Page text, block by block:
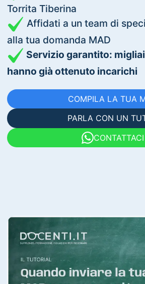
Torrita Tiberina
Affidati a un team di
alla tua domanda MAD
Servizio garantito:
hanno già ottenuto incarichi
COMPILA LA TUA
PARLA CON UN
CONTATTACI